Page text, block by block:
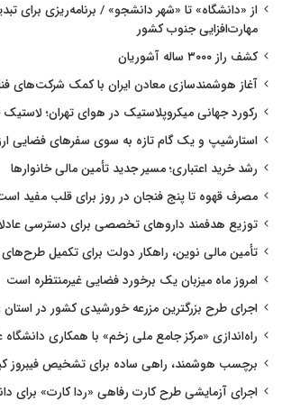
از «دانشگاه» تا «شهر دانشجو» / برنامه‌ریزی برای
مهارت‌افزایی جنوب کشور
کشف راز ۳۰۰۰ ساله آشوریان
آغاز هوشمندسازی معادن ایران با کمک شرکت‌های
رکورد جهانی میکروپلاستیک در هوای تهران؛
استارشیپ و یک گام تازه به سوی سفرهای فضایی
رشد خرید اعتباری؛ مسیر جدید تأمین مالی خانوارها
مصرف قهوه تا پنج فنجان در روز برای قلب مفید
توزیع هدفمند داروهای تخصصی برای دسترسی
تأمین مالی نوین، راهکار دولت برای تکمیل
امروز ماه میزبان یک برخورد فضایی غیرمنتظره است
اجرای طرح بزرگترین مزرعه خورشیدی کشور در استان
راه‌اندازی «مرکز جامع ملی زخم» با همکاری
برچسب هوشمند، راهی ساده برای تشخیص فیبروز
اجرای آزمایشی طرح کارت رفاهی «ردا کارت» برای